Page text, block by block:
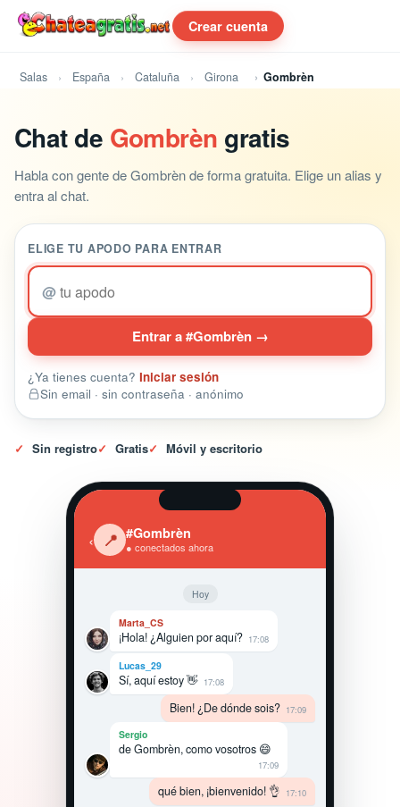
Crear cuenta
Salas España Cataluña Girona Gombrèn
Chat de Gombrèn gratis
Habla con gente de Gombrèn de forma gratuita. Elige un alias y
entra al chat.
ELIGE TU APODO PARA ENTRAR
@
Entrar a #Gombrèn →
¿Ya tienes cuenta? Iniciar sesión
Sin email · sin contraseña · anónimo
✓ Sin registro✓ Gratis✓ Móvil y escritorio
‹ 📍 #Gombrèn
● conectados ahora
Hoy
Marta_CS
¡Hola! ¿Alguien por aquí? 17:08
Lucas_29
Sí, aquí estoy 👋 17:08
Bien! ¿De dónde sois? 17:09
Sergio
de Gombrèn, como vosotros 😄
17:09
qué bien, ¡bienvenido! 👌 17:10